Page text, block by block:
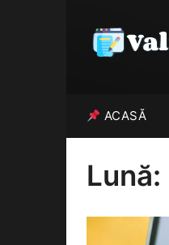
ACASĂ
Lună: